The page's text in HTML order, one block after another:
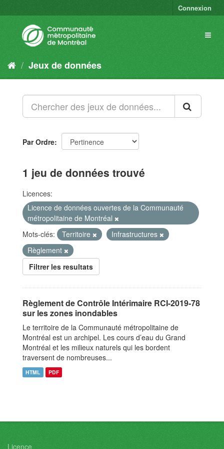
Connexion
Jeux de données
Par Ordre
1 jeu de données trouvé
Licences:
Licence de données ouvertes de la Communauté
métropolitaine de Montréal
Mots-clés:
Territoire
Infrastructures
Règlement
Filtrer les resultats
Règlement de Contrôle Intérimaire RCI-2019-78
sur les zones inondables
Le territoire de la Communauté métropolitaine de
Montréal est un archipel. Les cours d’eau du Grand
Montréal et les milieux naturels qui les bordent
traversent de nombreuses...
HTML PDF
Licence